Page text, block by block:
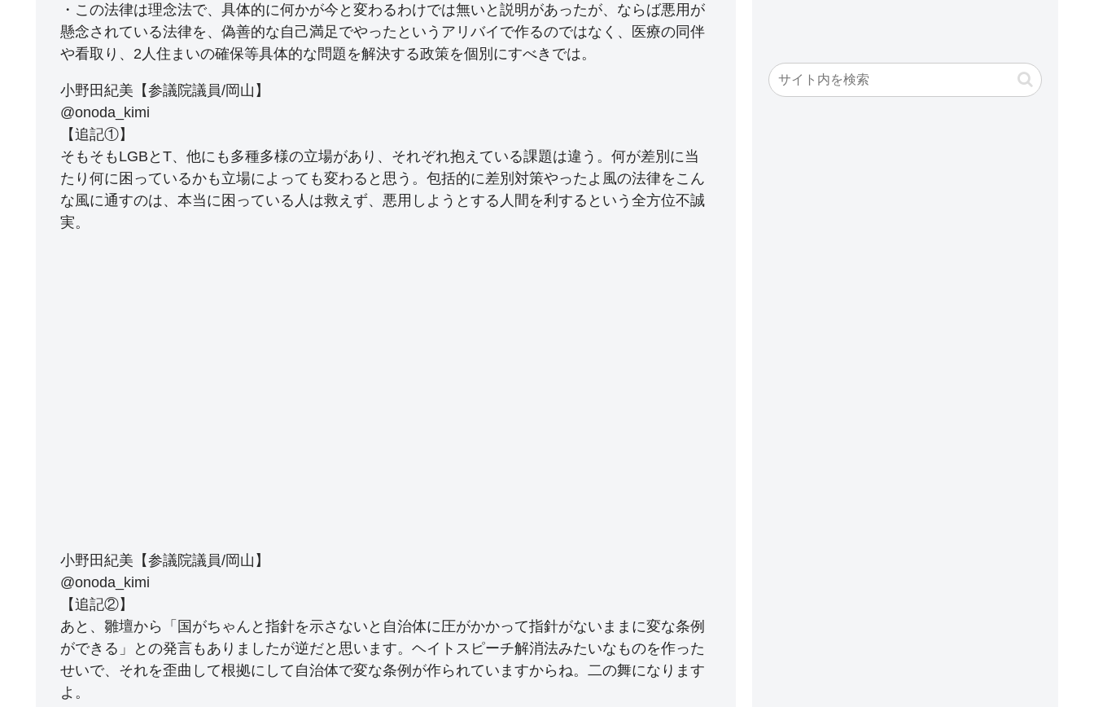
・この法律は理念法で、具体的に何かが今と変わるわけでは無いと説明があったが、ならば悪用が
懸念されている法律を、偽善的な自己満足でやったというアリバイで作るのではなく、医療の同伴
や看取り、2人住まいの確保等具体的な問題を解決する政策を個別にすべきでは。
小野田紀美【参議院議員/岡山】
@onoda_kimi
【追記①】
そもそもLGBとT、他にも多種多様の立場があり、それぞれ抱えている課題は違う。何が差別に当
たり何に困っているかも立場によっても変わると思う。包括的に差別対策やったよ風の法律をこん
な風に通すのは、本当に困っている人は救えず、悪用しようとする人間を利するという全方位不誠
実。
小野田紀美【参議院議員/岡山】
@onoda_kimi
【追記②】
あと、雛壇から「国がちゃんと指針を示さないと自治体に圧がかかって指針がないままに変な条例
ができる」との発言もありましたが逆だと思います。ヘイトスピーチ解消法みたいなものを作った
せいで、それを歪曲して根拠にして自治体で変な条例が作られていますからね。二の舞になります
よ。